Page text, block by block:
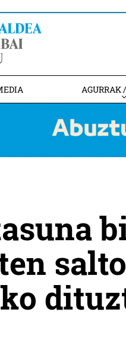
AGURRAK